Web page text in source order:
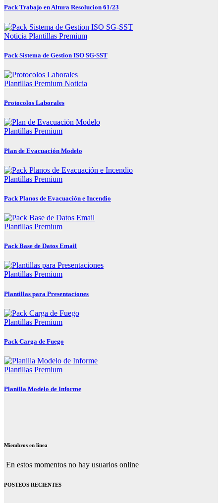
Pack Trabajo en Altura Resolucion 61/23
Noticia Plantillas Premium
Pack Sistema de Gestion ISO SG-SST
Plantillas Premium Noticia
Protocolos Laborales
Plantillas Premium
Plan de Evacuación Modelo
Plantillas Premium
Pack Planos de Evacuación e Incendio
Plantillas Premium
Pack Base de Datos Email
Plantillas Premium
Plantillas para Presentaciones
Plantillas Premium
Pack Carga de Fuego
Plantillas Premium
Planilla Modelo de Informe
Miembros en línea
En estos momentos no hay usuarios online
POSTEOS RECIENTES